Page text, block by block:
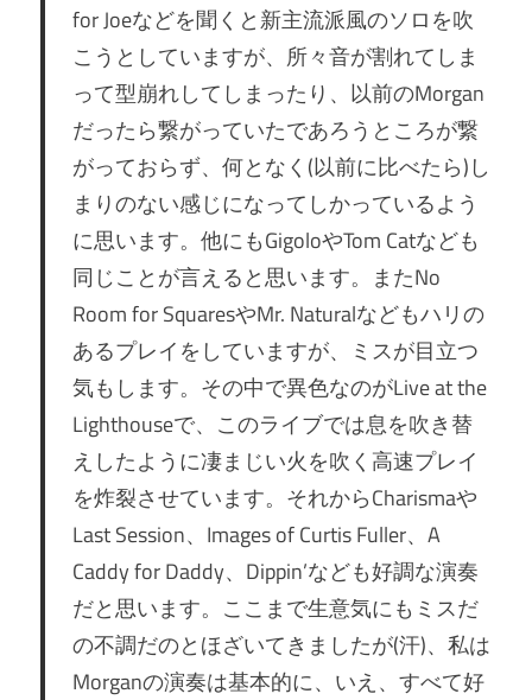
for Joeなどを聞くと新主流派風のソロを吹
こうとしていますが、所々音が割れてしま
って型崩れしてしまったり、以前のMorgan
だったら繋がっていたであろうところが繋
がっておらず、何となく(以前に比べたら)し
まりのない感じになってしかっているよう
に思います。他にもGigoloやTom Catなども
同じことが言えると思います。またNo
Room for SquaresやMr. Naturalなどもハリの
あるプレイをしていますが、ミスが目立つ
気もします。その中で異色なのがLive at the
Lighthouseで、このライブでは息を吹き替
えしたように凄まじい火を吹く高速プレイ
を炸裂させています。それからCharismaや
Last Session、Images of Curtis Fuller、A
Caddy for Daddy、Dippin’なども好調な演奏
だと思います。ここまで生意気にもミスだ
の不調だのとほざいてきましたが(汗)、私は
Morganの演奏は基本的に、いえ、すべて好